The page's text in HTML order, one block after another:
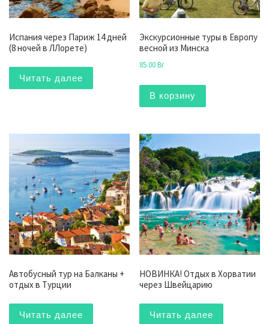
Испания через Париж 14 дней
(8 ночей в ЛЛорете)
Читать далее
Экскурсионные туры в Европу
весной из Минска
85.00Br
В корзину
Автобусный тур на Балканы +
отдых в Турции
Читать далее
НОВИНКА! Отдых в Хорватии
через Швейцарию
Читать далее